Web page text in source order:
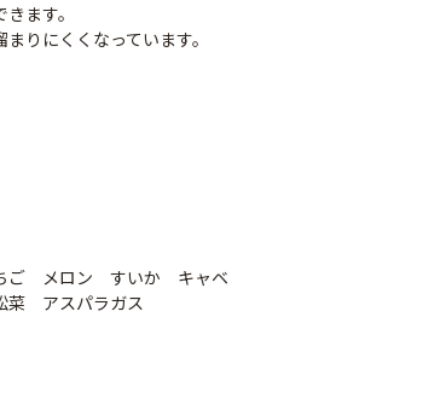
ます。
りにくくなっています。
ご メロン すいか キャベ
アスパラガス